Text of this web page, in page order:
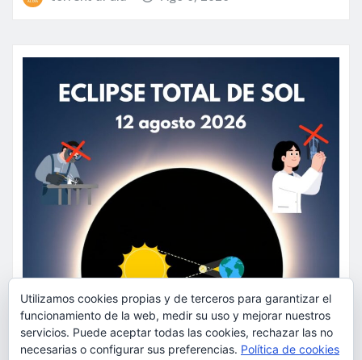
Utilizamos cookies propias y de terceros para garantizar el
funcionamiento de la web, medir su uso y mejorar nuestros
servicios. Puede aceptar todas las cookies, rechazar las no
necesarias o configurar sus preferencias. Política de cookies